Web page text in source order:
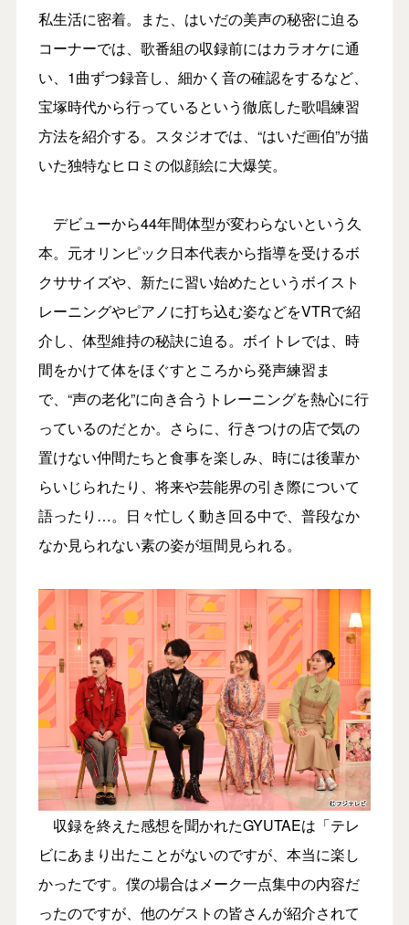
私生活に密着。また、はいだの美声の秘密に迫る
コーナーでは、歌番組の収録前にはカラオケに通
い、1曲ずつ録音し、細かく音の確認をするなど、
宝塚時代から行っているという徹底した歌唱練習
方法を紹介する。スタジオでは、“はいだ画伯”が描
いた独特なヒロミの似顔絵に大爆笑。
デビューから44年間体型が変わらないという久
本。元オリンピック日本代表から指導を受けるボ
クササイズや、新たに習い始めたというボイスト
レーニングやピアノに打ち込む姿などをVTRで紹
介し、体型維持の秘訣に迫る。ボイトレでは、時
間をかけて体をほぐすところから発声練習ま
で、“声の老化”に向き合うトレーニングを熱心に行
っているのだとか。さらに、行きつけの店で気の
置けない仲間たちと食事を楽しみ、時には後輩か
らいじられたり、将来や芸能界の引き際について
語ったり…。日々忙しく動き回る中で、普段なか
なか見られない素の姿が垣間見られる。
収録を終えた感想を聞かれたGYUTAEは「テレ
ビにあまり出たことがないのですが、本当に楽し
かったです。僕の場合はメーク一点集中の内容だ
ったのですが、他のゲストの皆さんが紹介されて